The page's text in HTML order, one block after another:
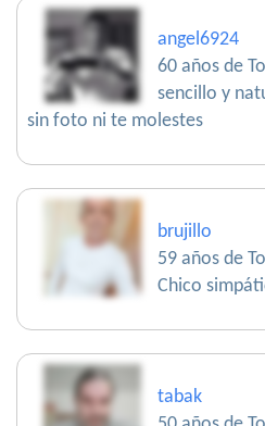
angel6924
60 años de
sencillo y
sin foto ni te molestes
brujillo
59 años de
Chico
tabak